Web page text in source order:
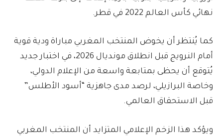
نهائي كأس العالم 2022 في قطر.
كما يُنتظر أن يخوض المنتخب المغربي مباراة ودية قوية
أمام النرويج قبل انطلاق مونديال 2026، في اختبار جديد
يُتوقع أن يحظى بمتابعة واسعة من الإعلام الدولي،
وخاصة البرازيلي، لرصد مدى جاهزية “أسود الأطلس”
قبل الاستحقاق العالمي.
ويؤكد هذا الزخم الإعلامي المتزايد أن المنتخب المغربي